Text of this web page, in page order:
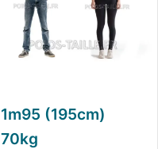
1m95 (195cm)
70kg